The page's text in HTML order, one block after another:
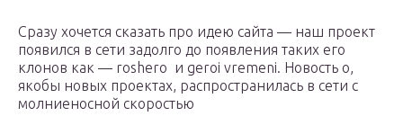
Сразу хочется сказать про идею сайта — наш проект
появился в сети задолго до появления таких его
клонов как — roshero и geroi vremeni. Новость о,
якобы новых проектах, распространилась в сети с
молниеносной скоростью